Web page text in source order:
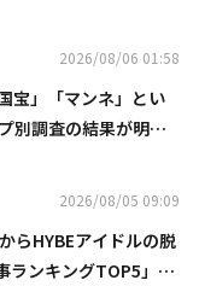
2026/08/06 01:58
宝」「マンネ」とい
別調査の結果が明ら
2026/08/05 09:09
らHYBEアイドルの脱
ランキングTOP5」を